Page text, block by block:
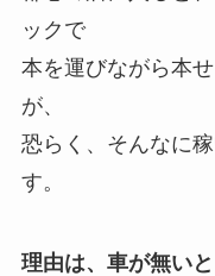
ックで
本を運びながら本
が、
恐らく、そんなに
す。
理由は、車が無い